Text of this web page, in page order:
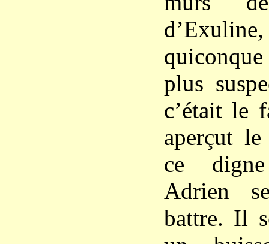
plus
c’était le
aperçut
ce
Adrien
battre. Il